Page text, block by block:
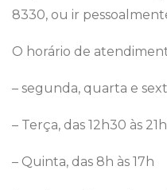
8330, ou ir
O horário de
– segunda, quarta e
– Terça, das 12h30 às
– Quinta, das 8h às 17h